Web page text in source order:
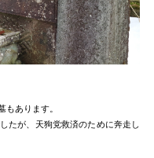
もあります。
たが、天狗党救済のために奔走し